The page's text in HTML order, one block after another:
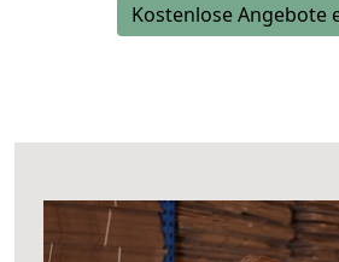
Kostenlose Angebote